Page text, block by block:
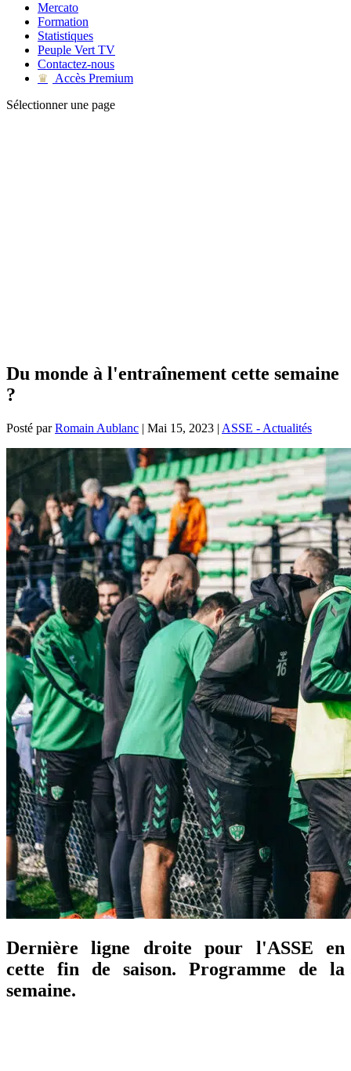
Mercato
Formation
Statistiques
Peuple Vert TV
Contactez-nous
♛
Accès Premium
Sélectionner une page
Du monde à l'entraînement cette semaine
?
Posté parRomain Aublanc | Mai 15, 2023 | ASSE - Actualités
Dernière ligne droite pour l'ASSE en
cette fin de saison. Programme de la
semaine.